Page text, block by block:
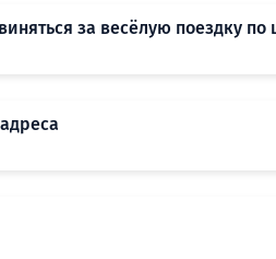
за весёлую поездку по